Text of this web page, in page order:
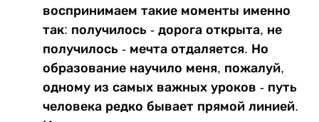
воспринимаем такие моменты именно
так: получилось - дорога открыта, не
получилось - мечта отдаляется. Но
образование научило меня, пожалуй,
одному из самых важных уроков - путь
человека редко бывает прямой линией.